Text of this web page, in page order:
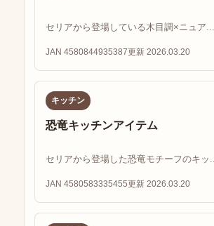
セリアから登場している木目調×ニュア...
JAN 4580844935387更新 2026.03.20
キッチン
恐竜キッチンアイテム
セリアから登場した恐竜モチーフのキッ...
JAN 4580583335455更新 2026.03.20